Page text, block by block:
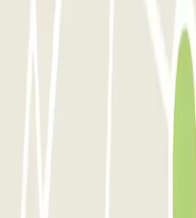
unseren Städtetrip in
Auto tiefergelegt ist, bin ich
aufgesetzt, aber wenn ich
gut hoch und runter. :-)